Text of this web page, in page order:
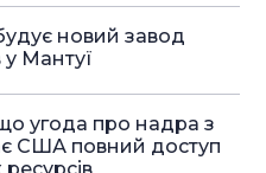
новий завод
у Мантуї
угода про надра з
США повний доступ